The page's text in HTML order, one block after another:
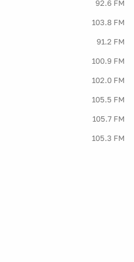
92.6 FM
103.8 FM
91.2 FM
100.9 FM
102.0 FM
105.5 FM
105.7 FM
105.3 FM